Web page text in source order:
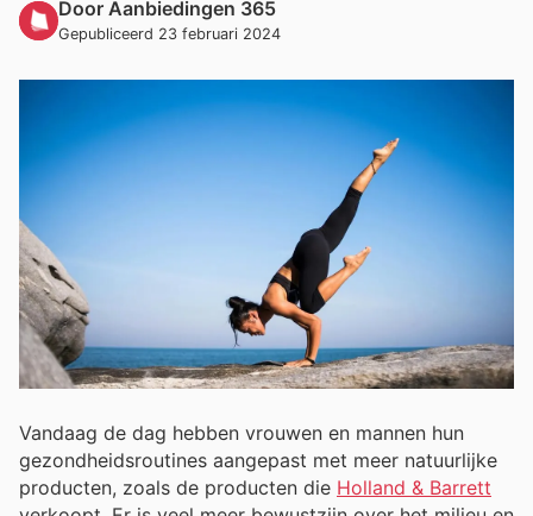
Door Aanbiedingen 365
Gepubliceerd 23 februari 2024
Vandaag de dag hebben vrouwen en mannen hun
gezondheidsroutines aangepast met meer natuurlijke
producten, zoals de producten die Holland & Barrett